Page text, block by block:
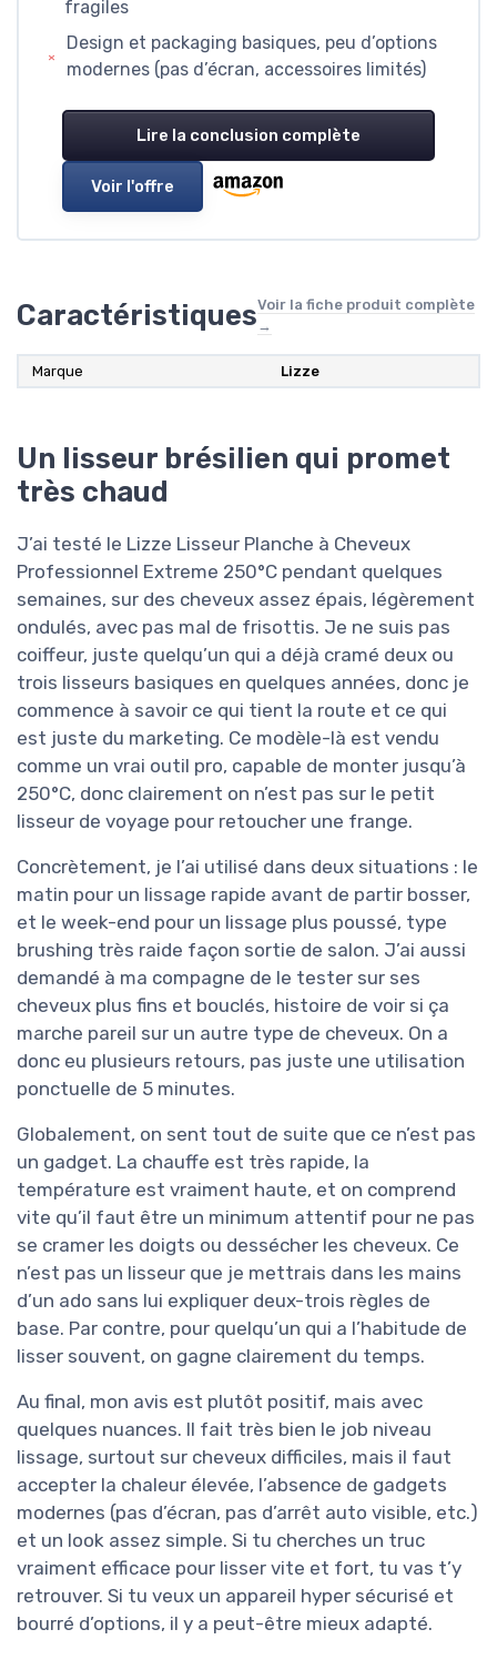
fragiles
Design et packaging basiques, peu d’options
modernes (pas d’écran, accessoires limités)
Lire la conclusion complète
Voir l'offre
CaractéristiquesVoir la fiche produit complète
→
Marque ‎Lizze
Un lisseur brésilien qui promet
très chaud
J’ai testé le Lizze Lisseur Planche à Cheveux
Professionnel Extreme 250°C pendant quelques
semaines, sur des cheveux assez épais, légèrement
ondulés, avec pas mal de frisottis. Je ne suis pas
coiffeur, juste quelqu’un qui a déjà cramé deux ou
trois lisseurs basiques en quelques années, donc je
commence à savoir ce qui tient la route et ce qui
est juste du marketing. Ce modèle-là est vendu
comme un vrai outil pro, capable de monter jusqu’à
250°C, donc clairement on n’est pas sur le petit
lisseur de voyage pour retoucher une frange.
Concrètement, je l’ai utilisé dans deux situations : le
matin pour un lissage rapide avant de partir bosser,
et le week-end pour un lissage plus poussé, type
brushing très raide façon sortie de salon. J’ai aussi
demandé à ma compagne de le tester sur ses
cheveux plus fins et bouclés, histoire de voir si ça
marche pareil sur un autre type de cheveux. On a
donc eu plusieurs retours, pas juste une utilisation
ponctuelle de 5 minutes.
Globalement, on sent tout de suite que ce n’est pas
un gadget. La chauffe est très rapide, la
température est vraiment haute, et on comprend
vite qu’il faut être un minimum attentif pour ne pas
se cramer les doigts ou dessécher les cheveux. Ce
n’est pas un lisseur que je mettrais dans les mains
d’un ado sans lui expliquer deux-trois règles de
base. Par contre, pour quelqu’un qui a l’habitude de
lisser souvent, on gagne clairement du temps.
Au final, mon avis est plutôt positif, mais avec
quelques nuances. Il fait très bien le job niveau
lissage, surtout sur cheveux difficiles, mais il faut
accepter la chaleur élevée, l’absence de gadgets
modernes (pas d’écran, pas d’arrêt auto visible, etc.)
et un look assez simple. Si tu cherches un truc
vraiment efficace pour lisser vite et fort, tu vas t’y
retrouver. Si tu veux un appareil hyper sécurisé et
bourré d’options, il y a peut-être mieux adapté.